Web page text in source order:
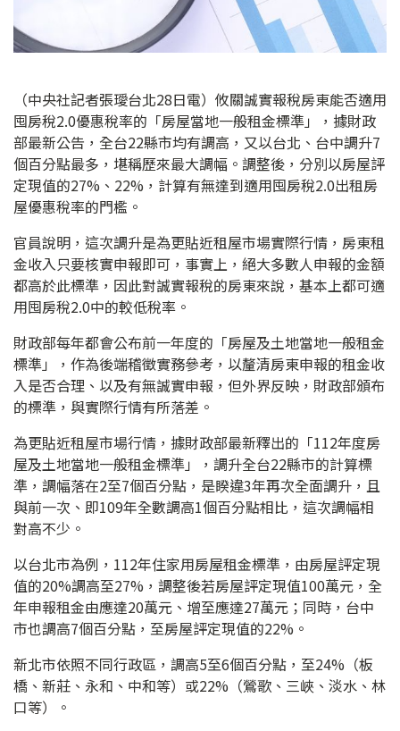
（中央社記者張璦台北28日電）攸關誠實報稅房東能否適用
囤房稅2.0優惠稅率的「房屋當地一般租金標準」，據財政
部最新公告，全台22縣市均有調高，又以台北、台中調升7
個百分點最多，堪稱歷來最大調幅。調整後，分別以房屋評
定現值的27%、22%，計算有無達到適用囤房稅2.0出租房
屋優惠稅率的門檻。
官員說明，這次調升是為更貼近租屋市場實際行情，房東租
金收入只要核實申報即可，事實上，絕大多數人申報的金額
都高於此標準，因此對誠實報稅的房東來說，基本上都可適
用囤房稅2.0中的較低稅率。
財政部每年都會公布前一年度的「房屋及土地當地一般租金
標準」，作為後端稽徵實務參考，以釐清房東申報的租金收
入是否合理、以及有無誠實申報，但外界反映，財政部頒布
的標準，與實際行情有所落差。
為更貼近租屋市場行情，據財政部最新釋出的「112年度房
屋及土地當地一般租金標準」，調升全台22縣市的計算標
準，調幅落在2至7個百分點，是睽違3年再次全面調升，且
與前一次、即109年全數調高1個百分點相比，這次調幅相
對高不少。
以台北市為例，112年住家用房屋租金標準，由房屋評定現
值的20%調高至27%，調整後若房屋評定現值100萬元，全
年申報租金由應達20萬元、增至應達27萬元；同時，台中
市也調高7個百分點，至房屋評定現值的22%。
新北市依照不同行政區，調高5至6個百分點，至24%（板
橋、新莊、永和、中和等）或22%（鶯歌、三峽、淡水、林
口等）。